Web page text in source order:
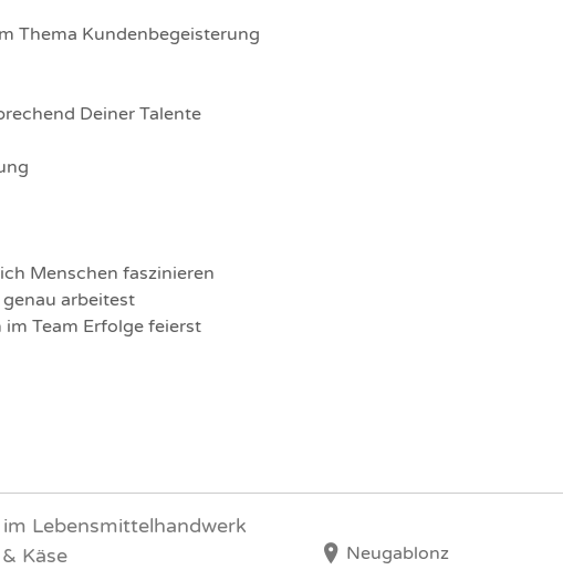
Thema Kundenbegeisterung
Deiner Talente
Menschen faszinieren
arbeitest
im Team Erfolge feierst
Lebensmittelhandwerk
Käse
Neugablonz